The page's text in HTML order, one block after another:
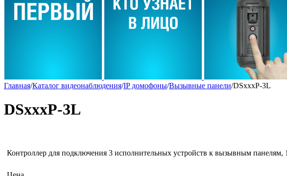
Главная/Каталог видеонаблюдения/IP домофоны/Вызывные панели/DSxxxP-3L
DSxxxP-3L
Контроллер для подключения 3 исполнительных устройств к вызывным панелям,